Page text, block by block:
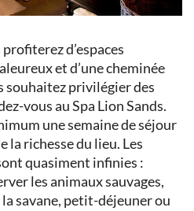
d’espaces
et d’une cheminée
souhaitez privilégier des
vous au Spa Lion Sands.
une semaine de séjour
richesse du lieu. Les
quasiment infinies :
les animaux sauvages,
savane, petit-déjeuner ou